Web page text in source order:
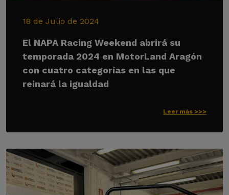
18 de Julio de 2024
El NAPA Racing Weekend abrirá su
temporada 2024 en MotorLand Aragón
con cuatro categorías en las que
reinará la igualdad
Leer más >>>